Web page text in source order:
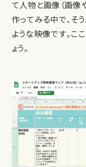
て人物と画像（画像
作ってみる中で、そ
ような映像です。こ
ょう。